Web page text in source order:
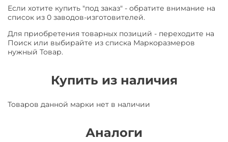
Если хотите купить "под заказ" - обратите внимание на
список из 0 заводов-изготовителей.
Для приобретения товарных позиций - переходите на
Поиск или выбирайте из списка Маркоразмеров
нужный Товар.
Купить из наличия
Товаров данной марки нет в наличии
Аналоги